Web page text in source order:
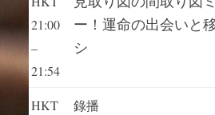
21:00
–
21:54
ー！運命の出会いと
シ
HKT
錄播